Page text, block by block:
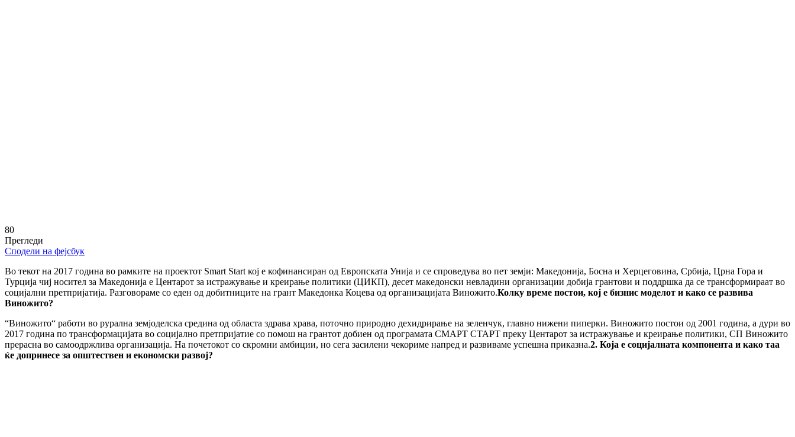
80
Прегледи
Сподели на фејсбук
Во текот на 2017 година во рамките на проектот Smart Start кој е кофинансиран од Европската Унија и се спроведува во пет земји: Македонија, Босна и Херцеговина, Србија, Црна Гора и
Турција чиј носител за Македонија е Центарот за истражување и креирање политики (ЦИКП), десет македонски невладини организации добија грантови и поддршка да се трансформираат во
социјални претпријатија. Разговораме со еден од добитниците на грант Македонка Коцева од организацијата Виножито.Колку време постои, кој е бизнис моделот и како се развива
Виножито?
“Виножито“ работи во рурална земјоделска средина од областа здрава храва, поточно природно дехидрирање на зеленчук, главно нижени пиперки. Виножито постои од 2001 година, а дури во
2017 година по трансформацијата во социјално претпријатие со помош на грантот добиен од програмата СМАРТ СТАРТ преку Центарот за истражување и креирање политики, СП Виножито
прерасна во самоодржлива организација. На почетокот со скромни амбиции, но сега засилени чекориме напред и развиваме успешна приказна.2. Која е социјалната компонента и како таа
ќе допринесе за општествен и економски развој?